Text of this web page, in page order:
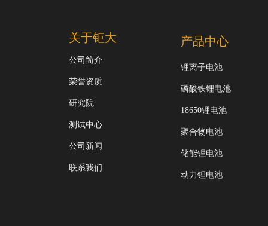
关于钜大
公司简介
荣誉资质
研究院
测试中心
公司新闻
联系我们
产品中心
锂离子电池
磷酸铁锂电池
18650锂电池
聚合物电池
储能锂电池
动力锂电池